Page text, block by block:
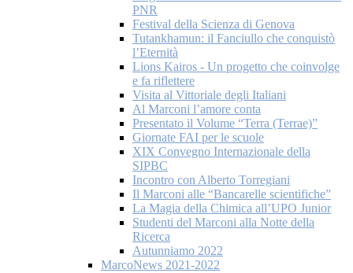
PNR
Festival della Scienza di Genova
Tutankhamun: il Fanciullo che conquistò
l’Eternità
Lions Kairos - Un progetto che coinvolge
e fa riflettere
Visita al Vittoriale degli Italiani
Al Marconi l’amore conta
Presentato il Volume “Terra (Terrae)”
Giornate FAI per le scuole
XIX Convegno Internazionale della
SIPBC
Incontro con Alberto Torregiani
Il Marconi alle “Bancarelle scientifiche”
La Magia della Chimica all’UPO Junior
Studenti del Marconi alla Notte della
Ricerca
Autunniamo 2022
MarcoNews 2021-2022